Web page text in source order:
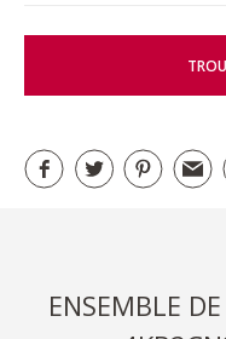
ENSEMBLE